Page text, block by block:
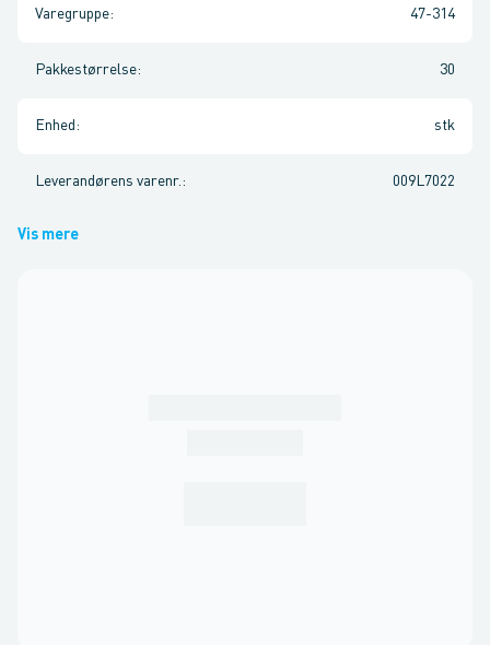
Varegruppe: 47-314
Pakkestørrelse: 30
Enhed : stk
Leverandørens varenr. : 009L7022
Vis mere